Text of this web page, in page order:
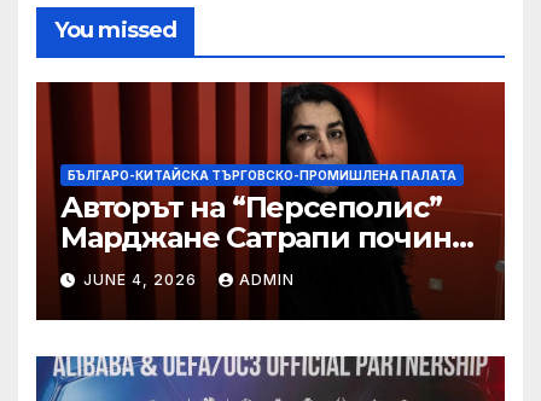
You missed
БЪЛГАРО-КИТАЙСКА ТЪРГОВСКО-ПРОМИШЛЕНА ПАЛАТА
Авторът на “Персеполис”
Марджане Сатрапи почина
“от тъга” на 56 години
JUNE 4, 2026 ADMIN